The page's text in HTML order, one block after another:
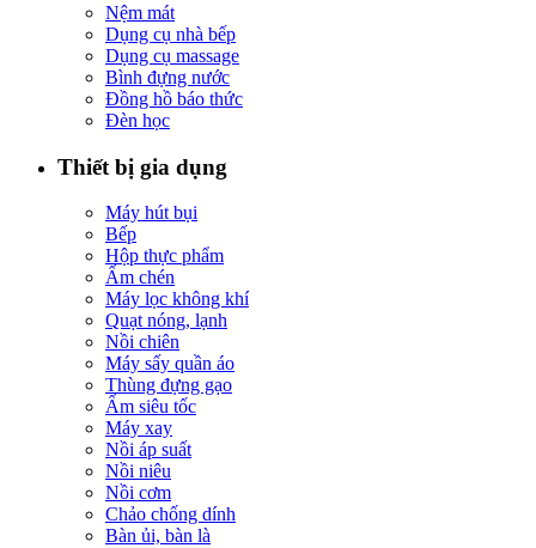
Nệm mát
Dụng cụ nhà bếp
Dụng cụ massage
Bình đựng nước
Đồng hồ báo thức
Đèn học
Thiết bị gia dụng
Máy hút bụi
Bếp
Hộp thực phẩm
Ấm chén
Máy lọc không khí
Quạt nóng, lạnh
Nồi chiên
Máy sấy quần áo
Thùng đựng gạo
Ấm siêu tốc
Máy xay
Nồi áp suất
Nồi niêu
Nồi cơm
Chảo chống dính
Bàn ủi, bàn là